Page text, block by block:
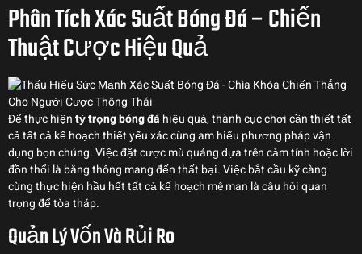
Phân Tích Xác Suất Bóng Đá – Chiến
Thuật Cược Hiệu Quả
Để thực hiệntỷ trọng bóng đá hiệu quả, thành cục chơi cần thiết tất
cả tất cả kế hoạch thiết yếu xác cùng am hiểu phương pháp vận
dụng bọn chúng. Việc đặt cược mù quáng dựa trên cảm tính hoặc lời
đồn thổi là băng thông mang đến thất bại. Việc bắt cầu kỹ càng
cùng thực hiện hầu hết tất cả kế hoạch mê man là câu hỏi quan
trọng để tòa tháp.
Quản Lý Vốn Và Rủi Ro